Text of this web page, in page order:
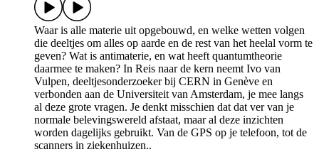
Waar is alle materie uit opgebouwd, en welke wetten volgen
die deeltjes om alles op aarde en de rest van het heelal vorm te
geven? Wat is antimaterie, en wat heeft quantumtheorie
daarmee te maken? In Reis naar de kern neemt Ivo van
Vulpen, deeltjesonderzoeker bij CERN in Genève en
verbonden aan de Universiteit van Amsterdam, je mee langs
al deze grote vragen. Je denkt misschien dat dat ver van je
normale belevingswereld afstaat, maar al deze inzichten
worden dagelijks gebruikt. Van de GPS op je telefoon, tot de
scanners in ziekenhuizen..